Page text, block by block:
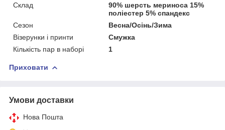
Склад
90% шерсть мериноса 15%
поліестер 5% спандекс
Сезон
Весна/Осінь/Зима
Візерунки і принти
Смужка
Кількість пар в наборі
1
Приховати
Умови доставки
Нова Пошта